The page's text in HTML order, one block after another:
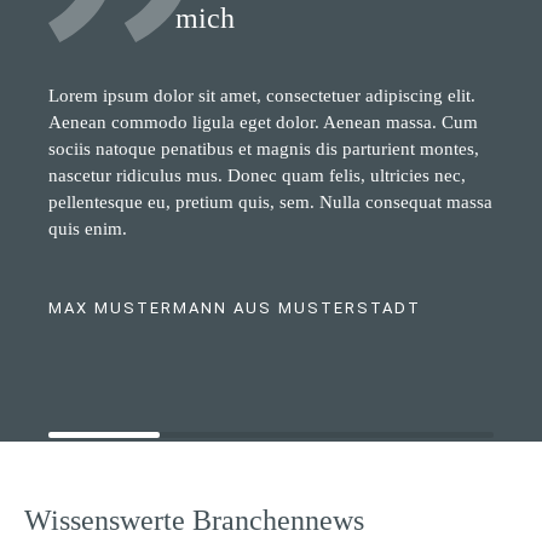
mich
Lorem ipsum dolor sit amet, consectetuer adipiscing elit.
Aenean commodo ligula eget dolor. Aenean massa. Cum
sociis natoque penatibus et magnis dis parturient montes,
nascetur ridiculus mus. Donec quam felis, ultricies nec,
pellentesque eu, pretium quis, sem. Nulla consequat massa
quis enim.
MAX MUSTERMANN AUS MUSTERSTADT
Wissenswerte Branchennews